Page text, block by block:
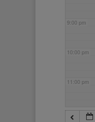
9:00 pm
10:00 pm
11:00 pm